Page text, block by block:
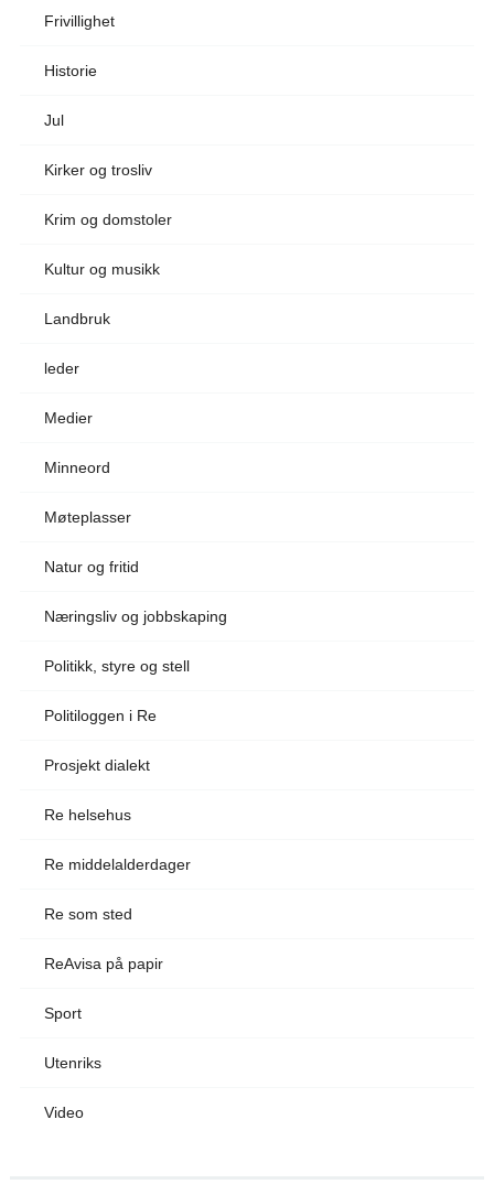
Frivillighet
Historie
Jul
Kirker og trosliv
Krim og domstoler
Kultur og musikk
Landbruk
leder
Medier
Minneord
Møteplasser
Natur og fritid
Næringsliv og jobbskaping
Politikk, styre og stell
Politiloggen i Re
Prosjekt dialekt
Re helsehus
Re middelalderdager
Re som sted
ReAvisa på papir
Sport
Utenriks
Video